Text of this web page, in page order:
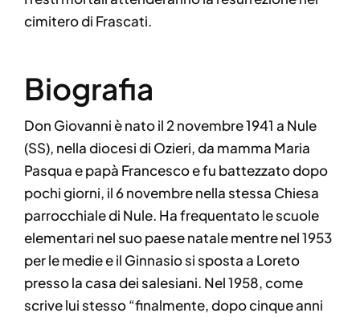
cimitero di Frascati.
Biografia
Don Giovanni è nato il 2 novembre 1941 a Nule
(SS), nella diocesi di Ozieri, da mamma Maria
Pasqua e papà Francesco e fu battezzato dopo
pochi giorni, il 6 novembre nella stessa Chiesa
parrocchiale di Nule. Ha frequentato le scuole
elementari nel suo paese natale mentre nel 1953
per le medie e il Ginnasio si sposta a Loreto
presso la casa dei salesiani. Nel 1958, come
scrive lui stesso “finalmente, dopo cinque anni